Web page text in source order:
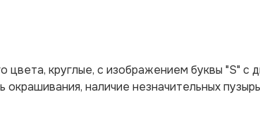
цвета, круглые, с изображением буквы "S" с
наличие незначительных